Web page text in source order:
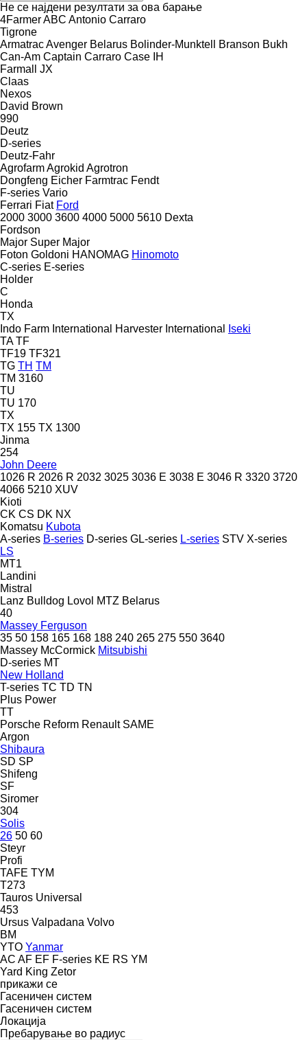
Не се најдени резултати за ова барање
4FarmerABC Antonio Carraro
Tigrone
ArmatracAvenger Belarus Bolinder-Munktell Branson Bukh
Can-Am Captain Carraro Case IH
Farmall
JX
Claas
Nexos
David Brown
990
Deutz
D-series
Deutz-Fahr
AgrofarmAgrokid Agrotron
Dongfeng Eicher Farmtrac Fendt
F-series Vario
Ferrari Fiat Ford
2000 3000 3600 4000 5000 5610 Dexta
Fordson
Major Super Major
Foton Goldoni HANOMAG Hinomoto
C-series E-series
Holder
C
Honda
TX
Indo Farm International Harvester International
Iseki
TA TF
TF19 TF321
TG TH TM
TM 3160
TU
TU 170
TX
TX 155 TX 1300
Jinma
254
John Deere
1026 R 2026 R 2032 3025 3036 E 3038 E 3046 R 3320 3720
4066 5210 XUV
Kioti
CK CS DK NX
Komatsu Kubota
A-series B-series D-series GL-series L-series STV X-series
LS
MT1
Landini
Mistral
Lanz Bulldog Lovol MTZ Belarus
40
Massey Ferguson
35 50 158 165 168 188 240 265 275 550 3640
Massey McCormick Mitsubishi
D-series MT
New Holland
T-series TC TD TN
Plus Power
TT
Porsche Reform Renault SAME
Argon
Shibaura
SD SP
Shifeng
SF
Siromer
304
Solis
26 50 60
Steyr
Profi
TAFE TYM
T273
Tauros Universal
453
Ursus Valpadana Volvo
BM
YTO Yanmar
AC AF EF F-series KE RS YM
Yard King Zetor
прикажи се
Гасеничен систем
Гасеничен систем
Локација
Пребарување во радиус